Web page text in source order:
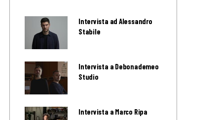
Intervista ad Alessandro
Stabile
Intervista a Debonademeo
Studio
Intervista a Marco Ripa